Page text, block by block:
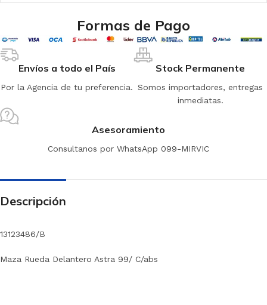
Formas de Pago
Envíos a todo el País
Por la Agencia de tu preferencia.
Stock Permanente
Somos importadores, entregas
inmediatas.
Asesoramiento
Consultanos por WhatsApp 099-MIRVIC
Descripción
13123486/B
Maza Rueda Delantero Astra 99/ C/abs